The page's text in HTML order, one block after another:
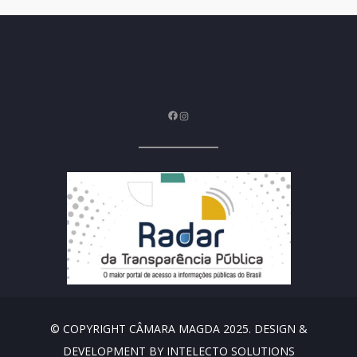
Facebook
© COPYRIGHT CÂMARA MAGDA 2025. DESIGN &
DEVELOPMENT BY INTELECTO SOLUTIONS